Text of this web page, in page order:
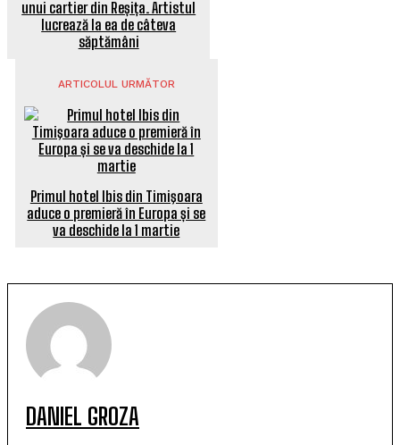
unui cartier din Reșița. Artistul
lucrează la ea de câteva
săptămâni
ARTICOLUL URMĂTOR
Primul hotel Ibis din Timişoara
aduce o premieră în Europa și se
va deschide la 1 martie
DANIEL GROZA